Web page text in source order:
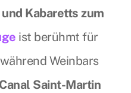
Kabaretts zum
ist berühmt für
Weinbars
Canal Saint-Martin